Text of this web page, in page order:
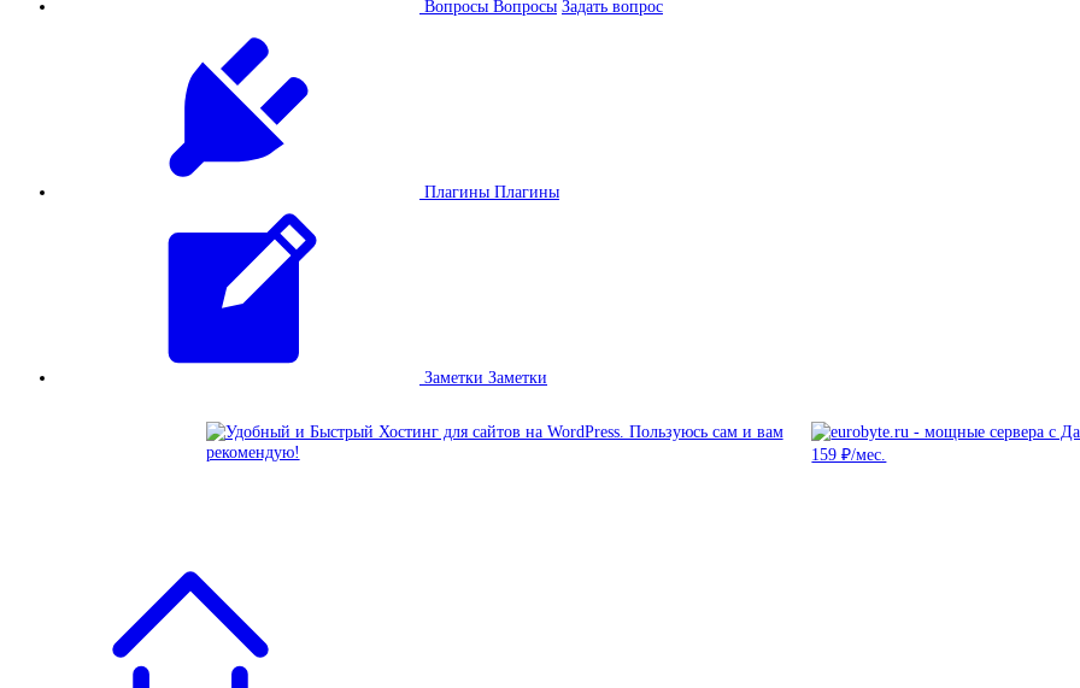
Вопросы Вопросы Задать вопрос
Плагины Плагины
Заметки Заметки